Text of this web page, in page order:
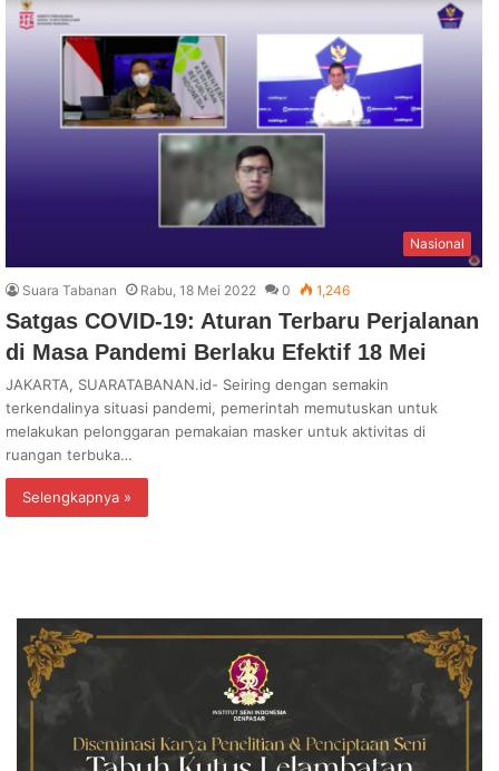
Nasional
Suara Tabanan Rabu, 18 Mei 2022 0 1,246
Satgas COVID-19: Aturan Terbaru Perjalanan
di Masa Pandemi Berlaku Efektif 18 Mei
JAKARTA, SUARATABANAN.id- Seiring dengan semakin
terkendalinya situasi pandemi, pemerintah memutuskan untuk
melakukan pelonggaran pemakaian masker untuk aktivitas di
ruangan terbuka…
Selengkapnya »